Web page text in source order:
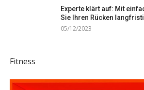
Experte klärt auf: Mit
Sie Ihren Rücken
05/12/2023
Fitness